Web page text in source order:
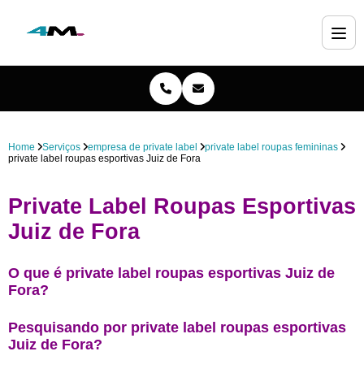
Home Serviços empresa de private label
private label roupas femininas
private label roupas esportivas Juiz de Fora
Private Label Roupas Esportivas
Juiz de Fora
O que é private label roupas esportivas Juiz de
Fora?
Pesquisando por private label roupas esportivas
Juiz de Fora?